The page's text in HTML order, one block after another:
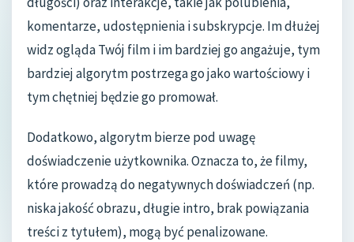
komentarze, udostępnienia i subskrypcje. Im dłużej
widz ogląda Twój film i im bardziej go angażuje, tym
bardziej algorytm postrzega go jako wartościowy i
tym chętniej będzie go promował.
Dodatkowo, algorytm bierze pod uwagę
doświadczenie użytkownika. Oznacza to, że filmy,
które prowadzą do negatywnych doświadczeń (np.
niska jakość obrazu, długie intro, brak powiązania
treści z tytułem), mogą być penalizowane.